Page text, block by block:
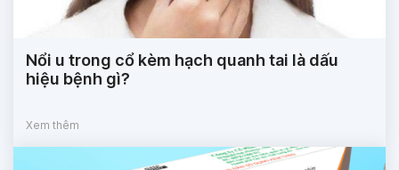
Nổi u trong cổ kèm hạch quanh tai là dấu
hiệu bệnh gì?
Xem thêm